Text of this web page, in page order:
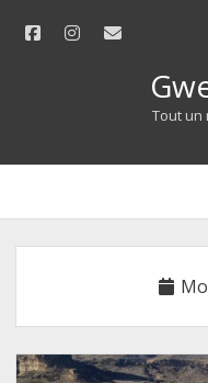
facebookinstagram
email
Tout un